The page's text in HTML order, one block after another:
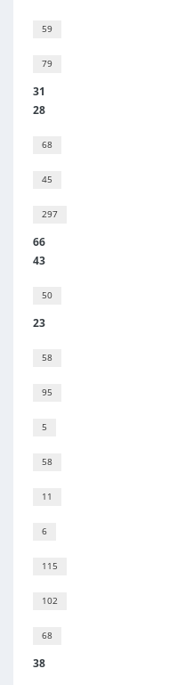
59
79
31
28
68
45
297
66
43
50
23
58
95
5
58
11
6
115
102
68
38